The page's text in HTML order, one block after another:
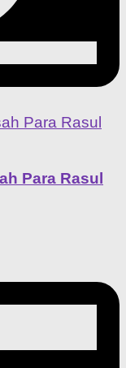
Para Rasul